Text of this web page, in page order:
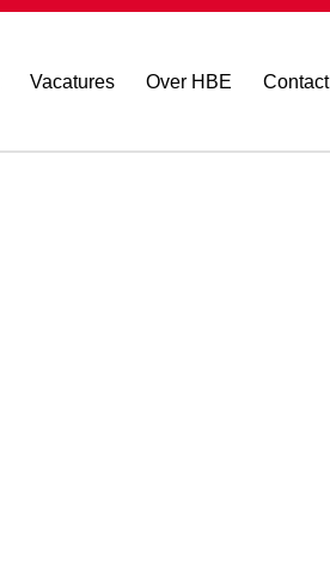
Vacatures Over HBE Contact